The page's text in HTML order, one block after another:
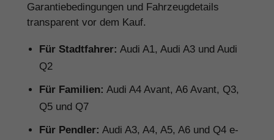
Garantiebedingungen und Fahrzeugdetails
transparent vor dem Kauf.
Für Stadtfahrer: Audi A1, Audi A3 und Audi
Q2
Für Familien: Audi A4 Avant, A6 Avant, Q3,
Q5 und Q7
Für Pendler: Audi A3, A4, A5, A6 und Q4 e-